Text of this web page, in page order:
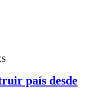
país desde